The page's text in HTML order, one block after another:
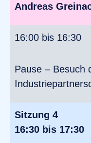
Andreas
16:00 bis 16:30
Pause – Besuch
Sitzung 4
16:30 bis 17:30